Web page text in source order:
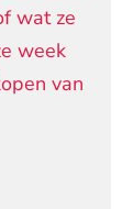
wat ze
week
van